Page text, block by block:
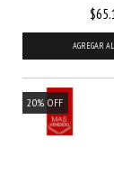
20% OFF